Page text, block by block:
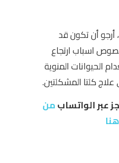
أن تكون قد
اسباب ارتجاع
الحيوانات المنوية
كلتا المشكلتين.
عبر الواتسابمن
هنا